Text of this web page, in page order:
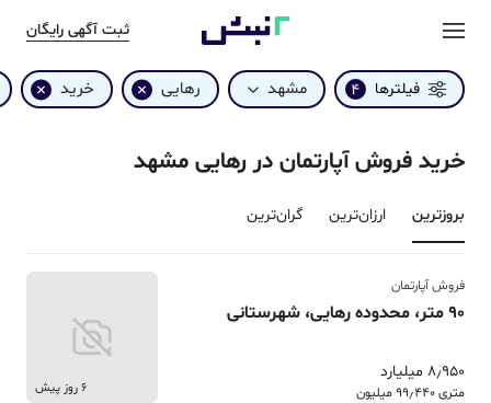
ثبت آگهی رایگان
فیلترها 4 مشهد رهایی خرید
خرید فروش آپارتمان در رهایی مشهد
بروزترین‌ ارزان‌ترین گران‌ترین
فروش آپارتمان
90 متر، محدوده رهایی، شهرستانی
8٫950 میلیارد
متری 99٫440 میلیون 6 روز پیش